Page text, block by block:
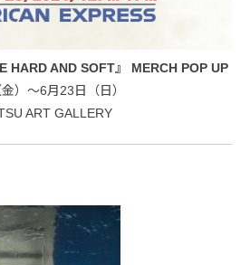
HARD AND SOFT』 MERCH POP UP
）～6月23日（日）
ART GALLERY